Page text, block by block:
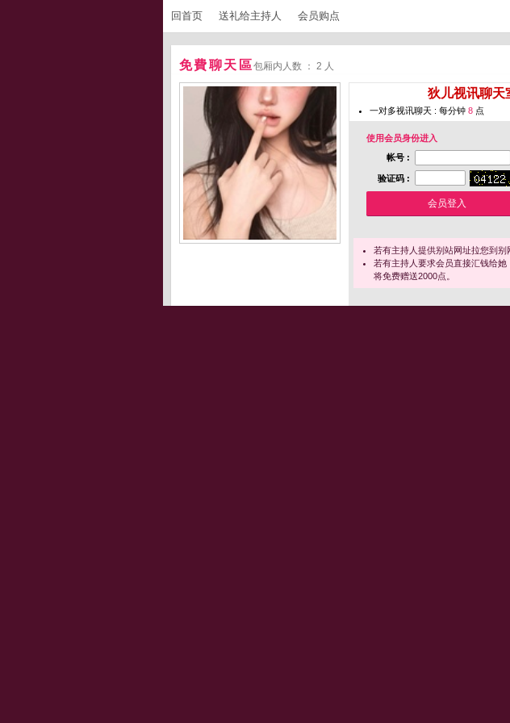
回首页 送礼给主持人 会员购点
免費聊天區包厢内人数 ： 2 人
狄儿视讯聊天
一对多视讯聊天 : 每分钟 8 点
使用会员身份进入
帐号 :
验证码 :
若有主持人提供别站网址拉您到别
若有主持人要求会员直接汇钱给
将免费赠送2000点。